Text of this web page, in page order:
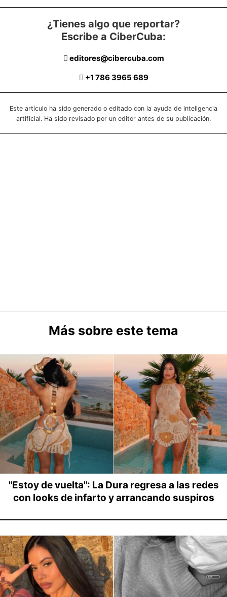
¿Tienes algo que reportar?
Escribe a CiberCuba:
editores@cibercuba.com
+1 786 3965 689
Este artículo ha sido generado o editado con la ayuda de inteligencia
artificial. Ha sido revisado por un editor antes de su publicación.
Más sobre este tema
"Estoy de vuelta": La Dura regresa a las redes
con looks de infarto y arrancando suspiros